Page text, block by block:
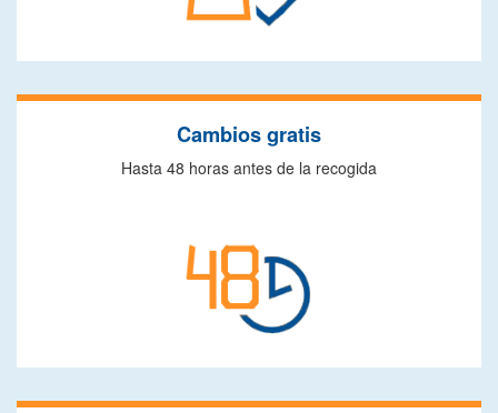
Cambios gratis
Hasta 48 horas antes de la recogida